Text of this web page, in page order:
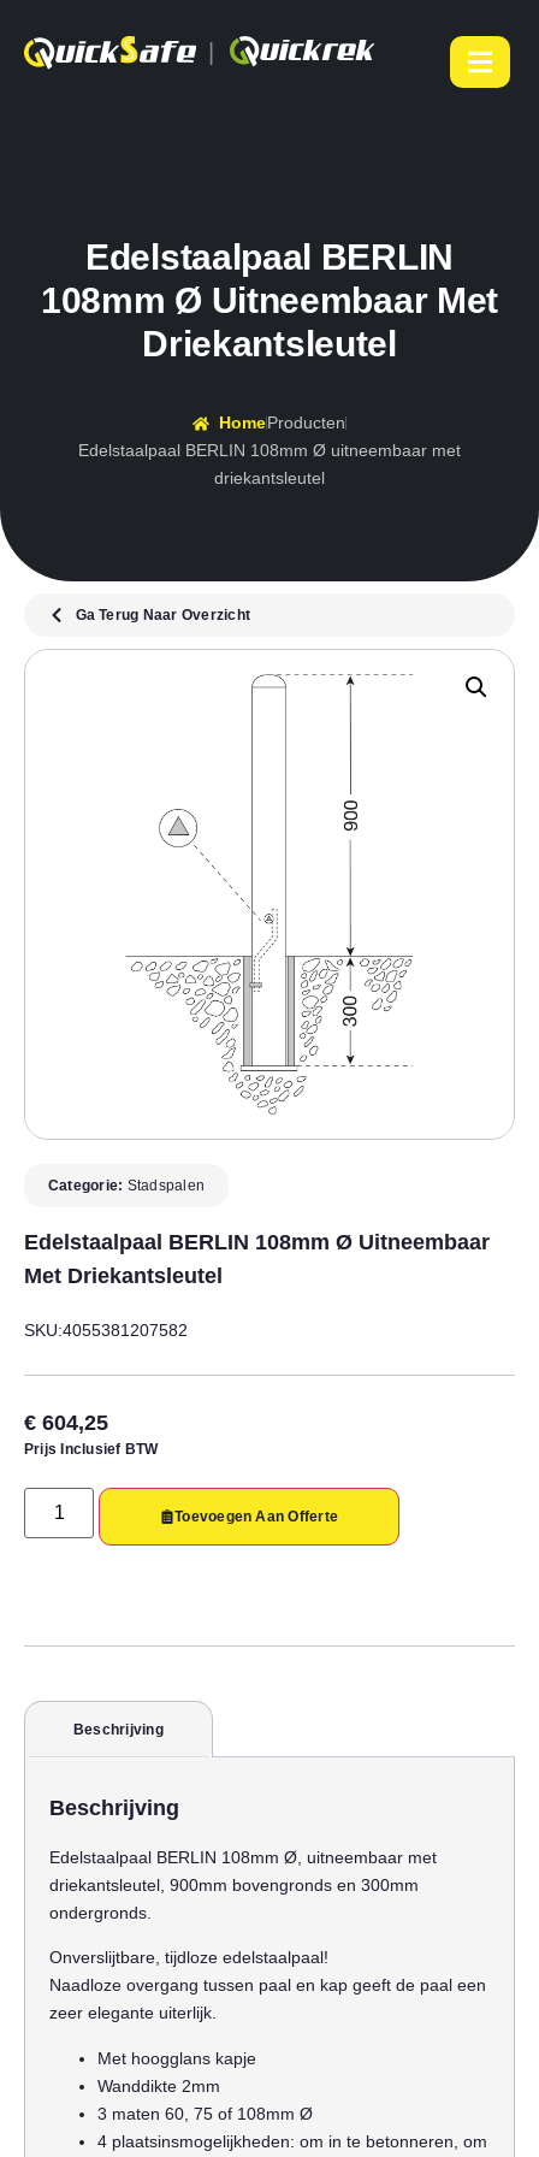
Edelstaalpaal BERLIN
108mm Ø Uitneembaar Met
Driekantsleutel
HomeProducten
Edelstaalpaal BERLIN 108mm Ø uitneembaar met
driekantsleutel
Ga Terug Naar Overzicht
Categorie: Stadspalen
Edelstaalpaal BERLIN 108mm Ø Uitneembaar
Met Driekantsleutel
SKU:4055381207582
€ 604,25
Prijs Inclusief BTW
Toevoegen Aan Offerte
Beschrijving
Beschrijving
Edelstaalpaal BERLIN 108mm Ø, uitneembaar met
driekantsleutel, 900mm bovengronds en 300mm
ondergronds.
Onverslijtbare, tijdloze edelstaalpaal!
Naadloze overgang tussen paal en kap geeft de paal een
zeer elegante uiterlijk.
Met hoogglans kapje
Wanddikte 2mm
3 maten 60, 75 of 108mm Ø
4 plaatsinsmogelijkheden: om in te betonneren, om